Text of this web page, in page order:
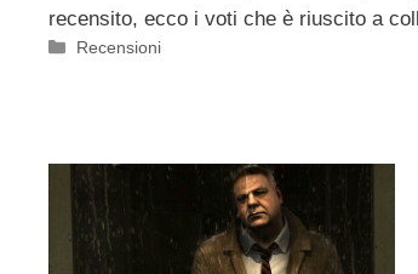
recensito, ecco i voti che è riuscito a
Categorie
Recensioni